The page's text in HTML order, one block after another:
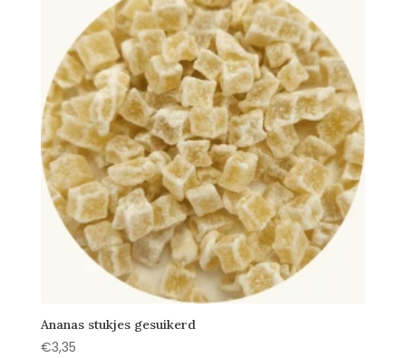
Ananas stukjes gesuikerd
€3,35